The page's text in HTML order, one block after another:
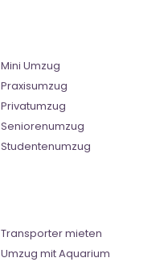
Mini Umzug
Praxisumzug
Privatumzug
Seniorenumzug
Studentenumzug
Transporter mieten
Umzug mit Aquarium